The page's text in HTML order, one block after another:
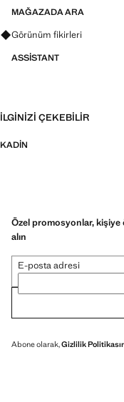
MAĞAZADA ARA
Görünümler, ürünler ve
Görünüm fikirleri
ASSISTANT
İLGINIZI ÇEKEBILIR
KADIN
Özel promosyonlar,
alın
E-posta adresi
Abone olarak,Gizlilik